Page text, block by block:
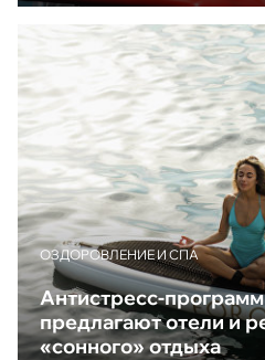
ОЗДОРОВЛЕНИЕ И СПА
Антистресс-
предлагают отели и
«сонного» отдыха